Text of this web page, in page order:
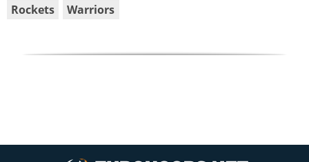
Rockets
Warriors